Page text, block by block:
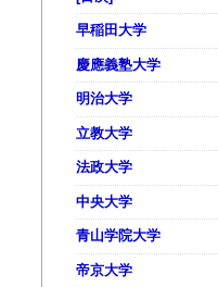
早稲田大学
慶應義塾大学
明治大学
立教大学
法政大学
中央大学
青山学院大学
帝京大学